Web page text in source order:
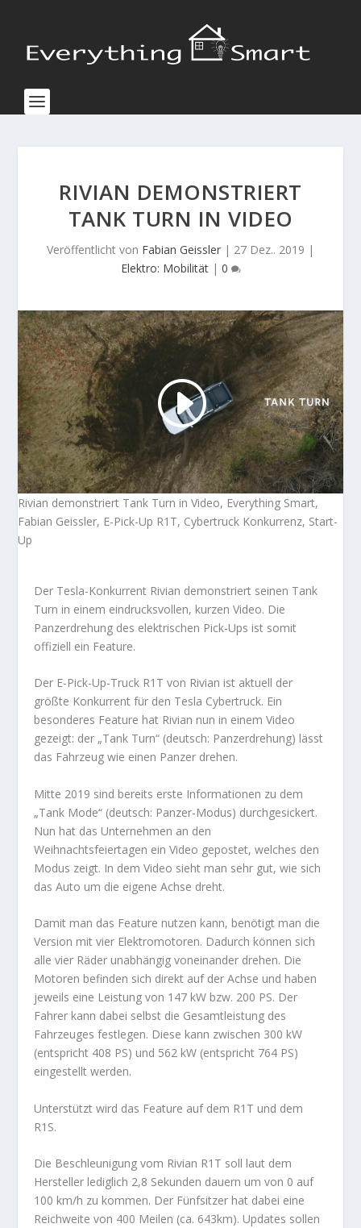
RIVIAN DEMONSTRIERT
TANK TURN IN VIDEO
Veröffentlicht von Fabian Geissler | 27 Dez.. 2019 |
Elektro: Mobilität| 0
Rivian demonstriert Tank Turn in Video, Everything Smart,
Fabian Geissler, E-Pick-Up R1T, Cybertruck Konkurrenz, Start-
Up
Der Tesla-Konkurrent Rivian demonstriert seinen Tank
Turn in einem eindrucksvollen, kurzen Video. Die
Panzerdrehung des elektrischen Pick-Ups ist somit
offiziell ein Feature.
Der E-Pick-Up-Truck R1T von Rivian ist aktuell der
größte Konkurrent für den Tesla Cybertruck. Ein
besonderes Feature hat Rivian nun in einem Video
gezeigt: der „Tank Turn“ (deutsch: Panzerdrehung) lässt
das Fahrzeug wie einen Panzer drehen.
Mitte 2019 sind bereits erste Informationen zu dem
„Tank Mode“ (deutsch: Panzer-Modus) durchgesickert.
Nun hat das Unternehmen an den
Weihnachtsfeiertagen ein Video gepostet, welches den
Modus zeigt. In dem Video sieht man sehr gut, wie sich
das Auto um die eigene Achse dreht.
Damit man das Feature nutzen kann, benötigt man die
Version mit vier Elektromotoren. Dadurch können sich
alle vier Räder unabhängig voneinander drehen. Die
Motoren befinden sich direkt auf der Achse und haben
jeweils eine Leistung von 147 kW bzw. 200 PS. Der
Fahrer kann dabei selbst die Gesamtleistung des
Fahrzeuges festlegen. Diese kann zwischen 300 kW
(entspricht 408 PS) und 562 kW (entspricht 764 PS)
eingestellt werden.
Unterstützt wird das Feature auf dem R1T und dem
R1S.
Die Beschleunigung vom Rivian R1T soll laut dem
Hersteller lediglich 2,8 Sekunden dauern um von 0 auf
100 km/h zu kommen. Der Fünfsitzer hat dabei eine
Reichweite von 400 Meilen (ca. 643km). Updates sollen